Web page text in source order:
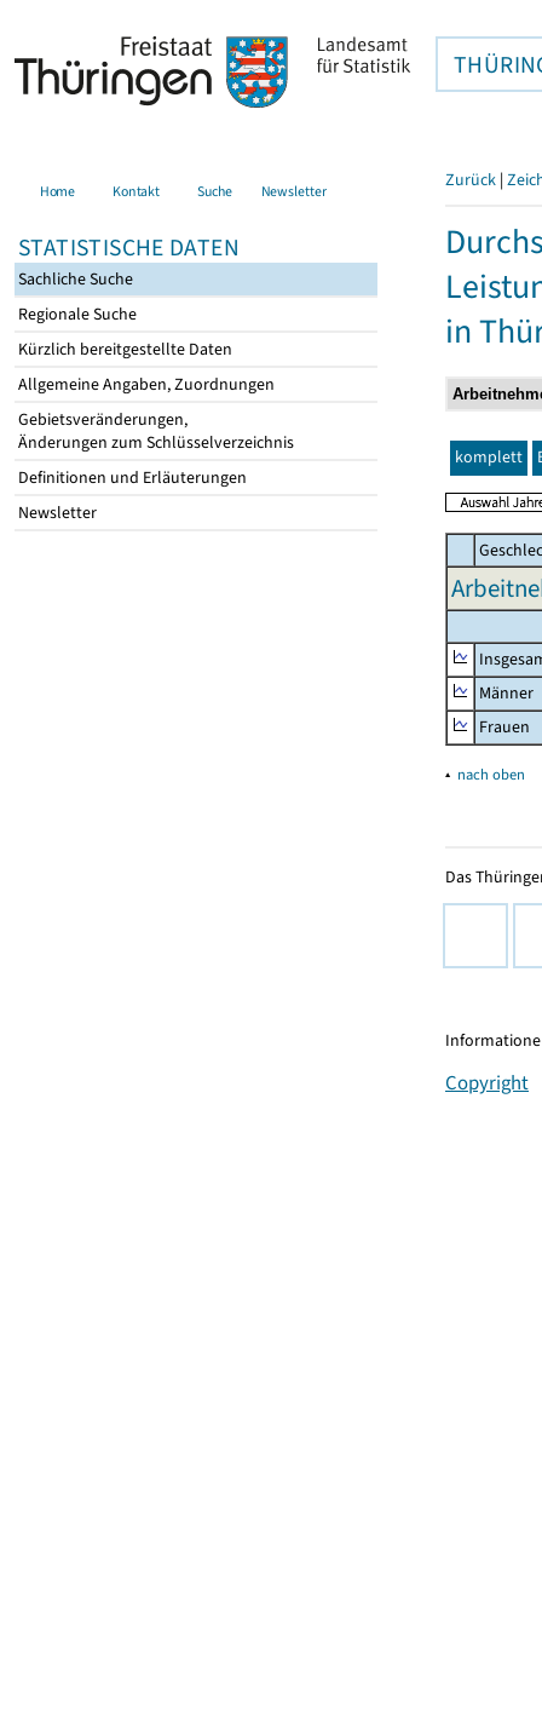
Home Kontakt Suche Newsletter
STATISTISCHE DATEN
Sachliche Suche
Regionale Suche
Kürzlich bereitgestellte Daten
Allgemeine Angaben, Zuordnungen
Gebietsveränderungen,
Änderungen zum Schlüsselverzeichnis
Definitionen und Erläuterungen
Newsletter
Zurück |
in
komplett
Männer
Frauen
▴ nach oben
Das
Copyright